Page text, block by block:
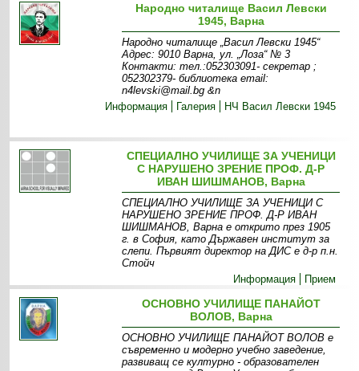
Народно читалище Васил Левски
1945, Варна
Народно читалище „Васил Левски 1945“
Адрес: 9010 Варна, ул. „Лоза“ № 3
Контакти: тел.:052303091- секретар ;
052302379- библиотека email:
n4levski@mail.bg &n
Информация
Галерия НЧ Васил Левски 1945
СПЕЦИАЛНО УЧИЛИЩЕ ЗА УЧЕНИЦИ
С НАРУШЕНО ЗРЕНИЕ ПРОФ. Д-Р
ИВАН ШИШМАНОВ, Варна
СПЕЦИАЛНО УЧИЛИЩЕ ЗА УЧЕНИЦИ С
НАРУШЕНО ЗРЕНИЕ ПРОФ. Д-Р ИВАН
ШИШМАНОВ, Варна е открито през 1905
г. в София, като Държавен институт за
слепи. Първият директор на ДИС е д-р п.н.
Стойч
Информация
Прием
ОСНОВНО УЧИЛИЩЕ ПАНАЙОТ
ВОЛОВ, Варна
ОСНОВНО УЧИЛИЩЕ ПАНАЙОТ ВОЛОВ е
съвременно и модерно учебно заведение,
развиващ се културно - образователен